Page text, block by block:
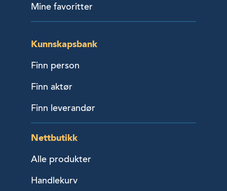
Mine favoritter
Kunnskapsbank
Finn person
Finn aktør
Finn leverandør
Nettbutikk
Alle produkter
Handlekurv